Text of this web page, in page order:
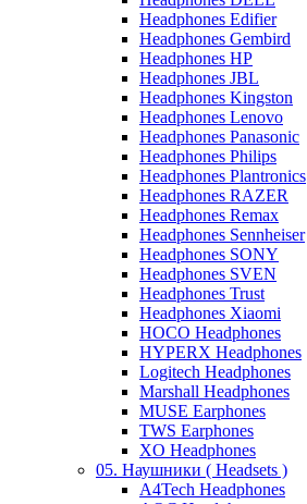
Headphones Edifier
Headphones Gembird
Headphones HP
Headphones JBL
Headphones Kingston
Headphones Lenovo
Headphones Panasonic
Headphones Philips
Headphones Plantronics
Headphones RAZER
Headphones Remax
Headphones Sennheiser
Headphones SONY
Headphones SVEN
Headphones Trust
Headphones Xiaomi
HOCO Headphones
HYPERX Headphones
Logitech Headphones
Marshall Headphones
MUSE Earphones
TWS Earphones
XO Headphones
05. Наушники ( Headsets )
A4Tech Headphones